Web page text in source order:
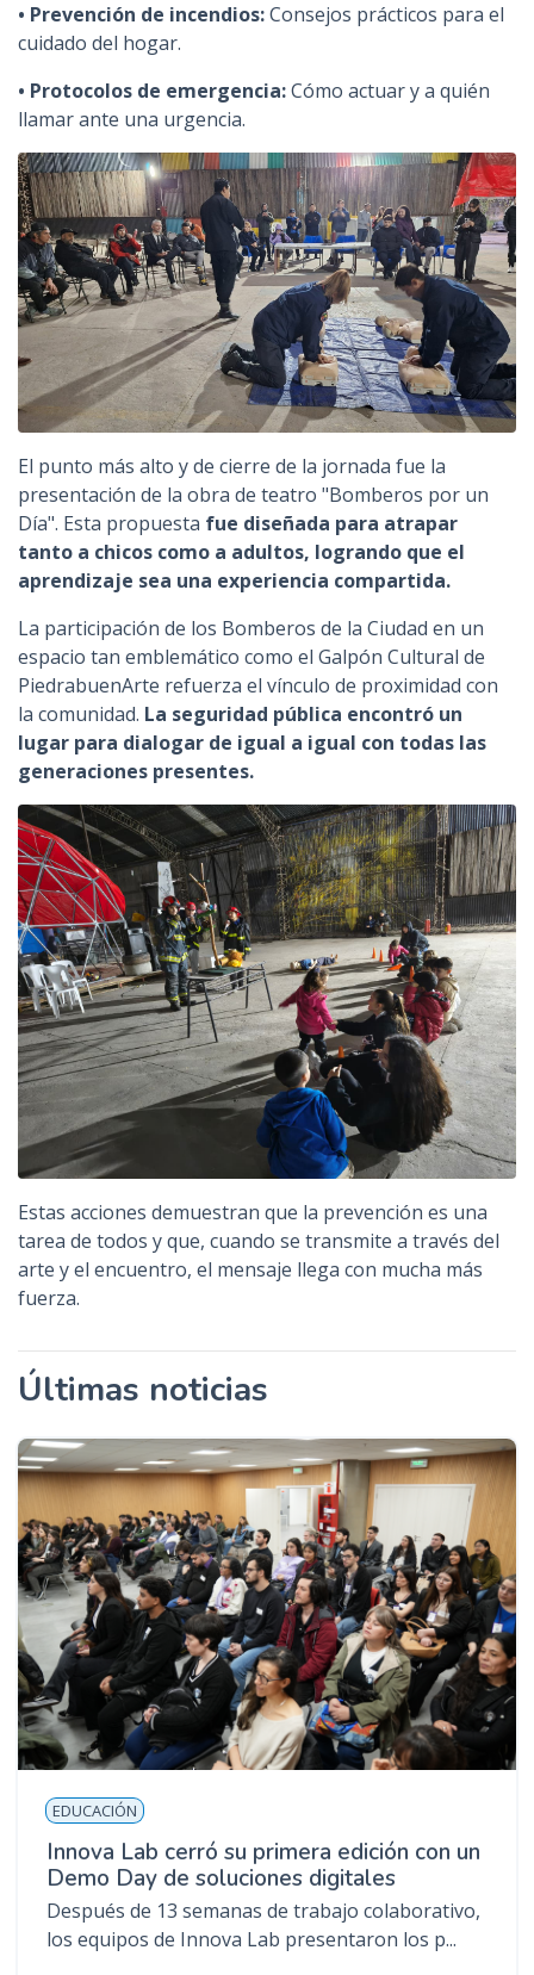
• Prevención de incendios:Consejos prácticos para el
cuidado del hogar.
• Protocolos de emergencia:Cómo actuar y a quién
llamar ante una urgencia.
El punto más alto y de cierre de la jornada fue la
presentación de la obra de teatro "Bomberos por un
Día". Esta propuesta fue diseñada para atrapar
tanto a chicos como a adultos, logrando que el
aprendizaje sea una experiencia compartida.
La participación de los Bomberos de la Ciudad en un
espacio tan emblemático como el Galpón Cultural de
PiedrabuenArte refuerza el vínculo de proximidad con
la comunidad. La seguridad pública encontró un
lugar para dialogar de igual a igual con todas las
generaciones presentes.
Estas acciones demuestran que la prevención es una
tarea de todos y que, cuando se transmite a través del
arte y el encuentro, el mensaje llega con mucha más
fuerza.
Últimas noticias
EDUCACIÓN
Innova Lab cerró su primera edición con un
Demo Day de soluciones digitales
Después de 13 semanas de trabajo colaborativo,
los equipos de Innova Lab presentaron los p...